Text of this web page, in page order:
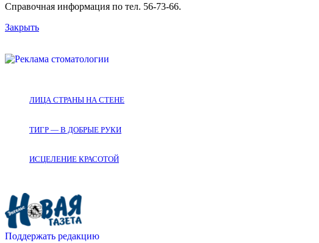
Справочная информация по тел. 56-73-66.
Закрыть
ЛИЦА СТРАНЫ НА СТЕНЕ
ТИГР — В ДОБРЫЕ РУКИ
ИСЦЕЛЕНИЕ КРАСОТОЙ
Поддержать редакцию